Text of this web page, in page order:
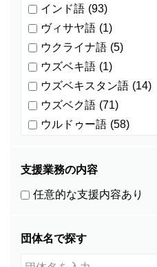
インド語 (93)
ヴィサヤ語 (1)
ウクライナ語 (5)
ウズベキ語 (1)
ウズベキスタン語 (14)
ウズベク語 (71)
ウルドゥー語 (58)
オランダ語
カチン語 (0)
カレン語
カンザビ語
支援業務の内容
任意的な支援内容あり
団体名で探す